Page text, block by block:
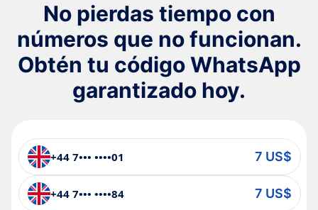
No pierdas tiempo con
números que no funcionan.
Obtén tu código WhatsApp
garantizado hoy.
+44 7••• ••••01 7 US$
+44 7••• ••••84 7 US$